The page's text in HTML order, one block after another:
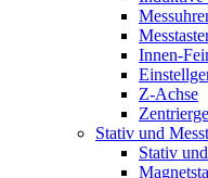
Innen-
Z-Achse
Stativ und
Stativ